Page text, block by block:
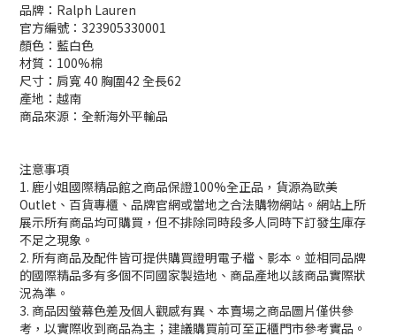
品牌：Ralph Lauren
官方編號：323905330001
顏色：藍白色
材質：100%棉
尺寸：肩寬 40 胸圍42 全長62
產地：越南
商品來源：全新海外平輸品
注意事項
1. 鹿小姐國際精品館之商品保證100%全正品，貨源為歐美
Outlet、百貨專櫃、品牌官網或當地之合法購物網站。網站上所
展示所有商品均可購買，但不排除同時段多人同時下訂發生庫存
不足之現象。
2. 所有商品及配件皆可提供購買證明電子檔、影本。並相同品牌
的國際精品多有多個不同國家製造地、商品產地以該商品實際狀
況為準。
3. 商品因螢幕色差及個人觀感有異、本賣場之商品圖片僅供參
考，以實際收到商品為主；建議購買前可至正櫃門市參考實品。